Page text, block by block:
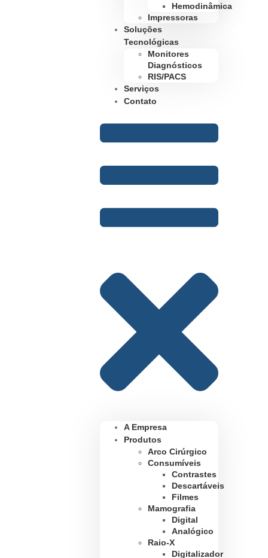
Hemodinâmica
Impressoras
Soluções
Tecnológicas
Monitores
Diagnósticos
RIS/PACS
Serviços
Contato
A Empresa
Produtos
Arco Cirúrgico
Consumíveis
Contrastes
Descartáveis
Filmes
Mamografia
Digital
Analógico
Raio-X
Digitalizador